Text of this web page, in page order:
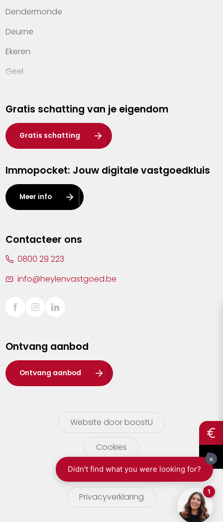
Werken bij Heylen Vastgoed
Contact
Dendermonde
Deurne
Ekeren
Geel
Hasselt
Heist-op-den-Berg
Herentals
Kalmthout
Leuven
Lier
Sint-Truiden
Waasland
Wuustwezel
Zoersel
Gratis schatting van je eigendom
Gratis schatting
Immopocket: Jouw digitale vastgoedkluis
Meer info
Contacteer ons
0800 29 223
info@heylenvastgoed.be
Ontvang aanbod
Ontvang aanbod
Website door boostU
Cookies
gebruikersvoorwaarden
Privacyverklaring